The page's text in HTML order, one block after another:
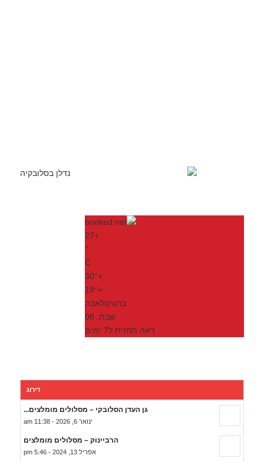
+
27
°
C
+
30°
+
19°
ברטיסלאבה
שבת, 08
ראה תחזית ל7 ימים
דירוג
גן העדן הסלובקי – מסלולים מומלצים...
ינואר 6, 2026 - 11:38 am
הרביינוק – מסלולים מומלצים
אפריל 13, 2024 - 5:46 pm